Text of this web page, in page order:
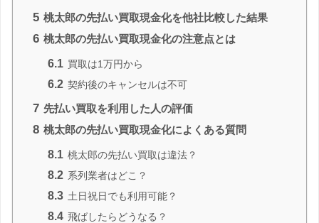
5 桃太郎の先払い買取現金化を他社比較した結果
6 桃太郎の先払い買取現金化の注意点とは
6.1 買取は1万円から
6.2 契約後のキャンセルは不可
7 先払い買取を利用した人の評価
8 桃太郎の先払い買取現金化によくある質問
8.1 桃太郎の先払い買取は違法？
8.2 系列業者はどこ？
8.3 土日祝日でも利用可能？
8.4 飛ばしたらどうなる？